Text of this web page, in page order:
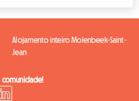
Alojamento inteiro Molenbeek-Saint-
Jean
comunidade!